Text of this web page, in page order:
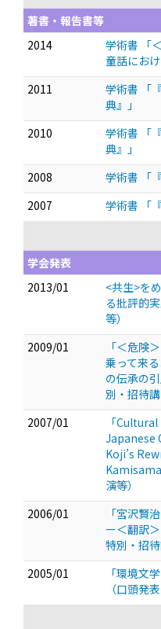
著書・報告書等
2014
学術書 「
童話にお
2011
学術書 「
典』」
2010
学術書 「
典』」
2008
学術書 「
2007
学術書 「
学会発表
2013/01
<共生>を
る批評的
等）
2009/01
「＜危険
乗って来
の伝承の
別・招待講
2007/01
「
Japanese
Koji’s
演等）
2006/01
「宮沢賢
ー＜翻訳
特別・招待
2005/01
「環境文
（口頭発